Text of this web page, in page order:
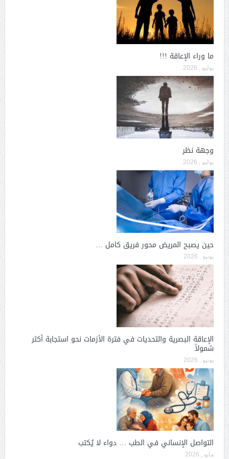
ما وراء الإعاقة !!!
يوليو , 2026
وجهة نظر
يوليو , 2026
حين يصبح المريض محور فريق كامل …
يونيو , 2026
الإعاقة البصرية والتحديات في فترة الأزمات نحو استجابة أكثر
شمولاً
يونيو , 2026
التواصل الإنساني في الطب … دواء لا يُكتب
مايو , 2026